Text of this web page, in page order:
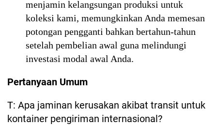
menjamin kelangsungan produksi untuk
koleksi kami, memungkinkan Anda memesan
potongan pengganti bahkan bertahun-tahun
setelah pembelian awal guna melindungi
investasi modal awal Anda.
Pertanyaan Umum
T: Apa jaminan kerusakan akibat transit untuk
kontainer pengiriman internasional?